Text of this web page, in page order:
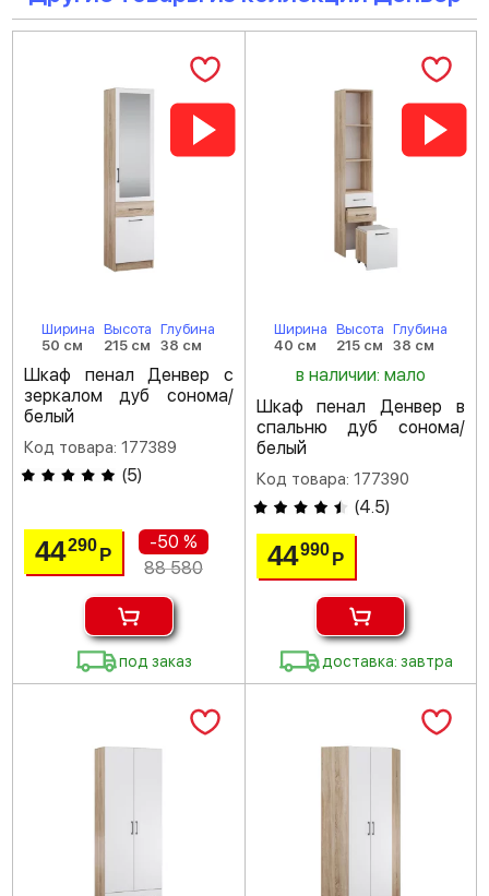
Ширина
50 см
Высота
215 см
Глубина
38 см
Шкаф пенал Денвер с
зеркалом дуб сонома/
белый
Код товара: 177389
(5)
44290Р
-50 %
88 580
под заказ
Ширина
40 см
Высота
215 см
Глубина
38 см
в наличии: мало
Шкаф пенал Денвер в
спальню дуб сонома/
белый
Код товара: 177390
(4.5)
44990 Р
доставка: завтра